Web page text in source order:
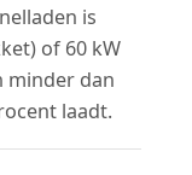
is
of 60 kW
minder dan
laadt.